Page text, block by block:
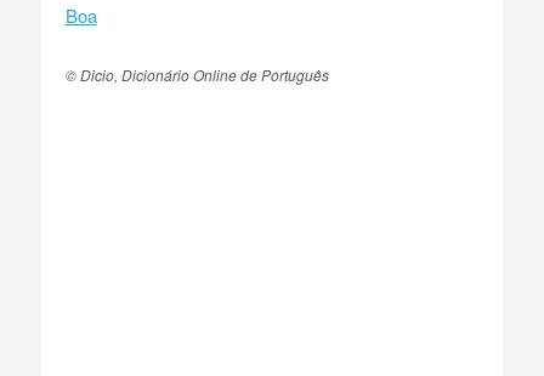
Boa
© Dicio, Dicionário Online de Português